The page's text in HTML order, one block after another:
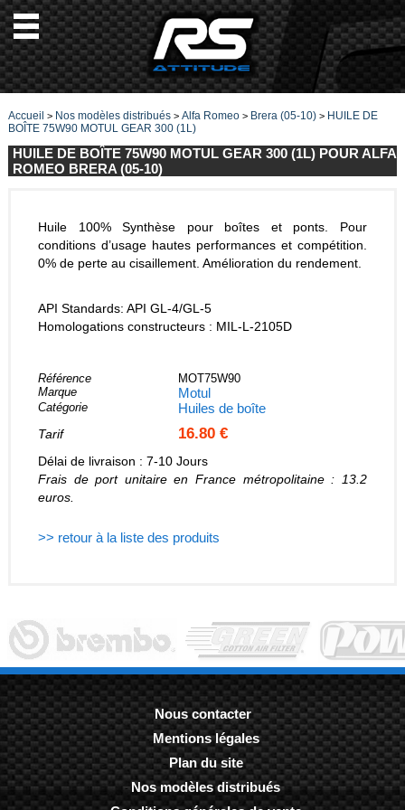
Accueil > Nos modèles distribués> Alfa Romeo> Brera (05-10)> HUILE DE
BOÎTE 75W90 MOTUL GEAR 300 (1L)
HUILE DE BOÎTE 75W90 MOTUL GEAR 300 (1L) POUR ALFA
ROMEO BRERA (05-10)
Huile 100% Synthèse pour boîtes et ponts. Pour
conditions d’usage hautes performances et compétition.
0% de perte au cisaillement. Amélioration du rendement.
API Standards: API GL-4/GL-5
Homologations constructeurs : MIL-L-2105D
Référence
MOT75W90
Marque
Motul
Catégorie Huiles de boîte
Tarif 16.80 €
Délai de livraison : 7-10 Jours
Frais de port unitaire en France métropolitaine : 13.2
euros.
>> retour à la liste des produits
Nous contacter
-Mentions légales
-Plan du site
-Nos modèles distribués